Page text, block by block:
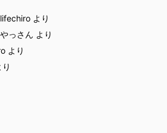
lifechiro より
やっさん より
より
り